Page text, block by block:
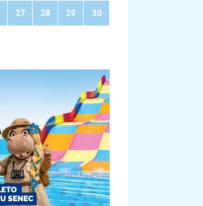
27 28 29 30